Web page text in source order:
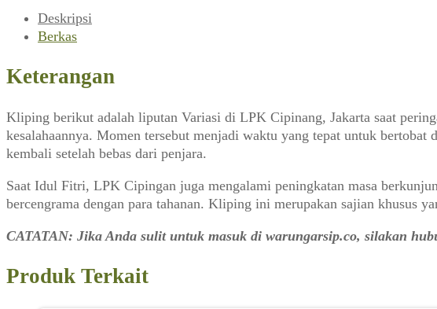
Oktober
Deskripsi
Berkas
Keterangan
Kliping berikut adalah liputan Variasi di LPK Cipinang, Jakarta saat
kesalahaannya. Momen tersebut menjadi waktu yang tepat untuk
kembali setelah bebas dari penjara.
Saat Idul Fitri, LPK Cipingan juga mengalami peningkatan masa
bercengrama dengan para tahanan. Kliping ini merupakan sajian khusus
CATATAN: Jika Anda sulit untuk masuk di warungarsip.co, silakan
Produk Terkait